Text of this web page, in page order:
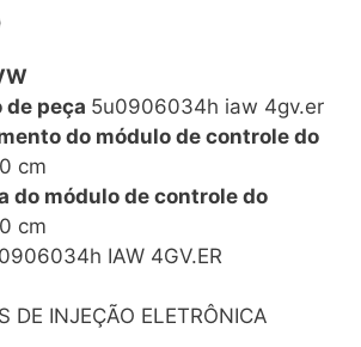
de peça 5u0906034h iaw 4gv.er
do módulo de controle do
cm
do módulo de controle do
cm
IAW 4GV.ER
DE INJEÇÃO ELETRÔNICA